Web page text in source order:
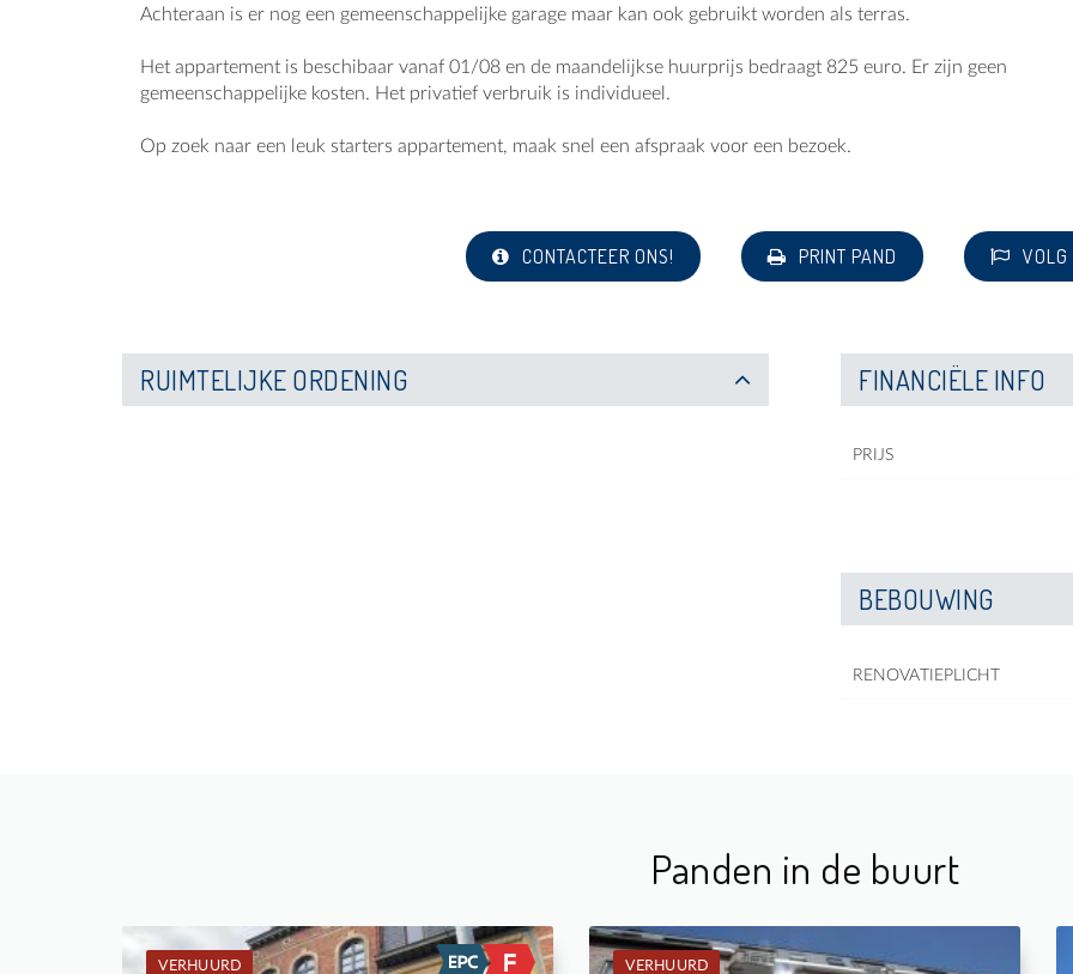
Achteraan is er nog een gemeenschappelijke garage maar kan ook gebruikt worden als terras.
Het appartement is beschibaar vanaf 01/08 en de maandelijkse huurprijs bedraagt 825 euro. Er zijn geen
gemeenschappelijke kosten. Het privatief verbruik is individueel.
Op zoek naar een leuk starters appartement, maak snel een afspraak voor een bezoek.
CONTACTEER ONS! PRINT PAND VOLG
RUIMTELIJKE ORDENING FINANCIËLE INFO
PRIJS
BEBOUWING
RENOVATIEPLICHT
Panden in de buurt
VERHUURD VERHUURD